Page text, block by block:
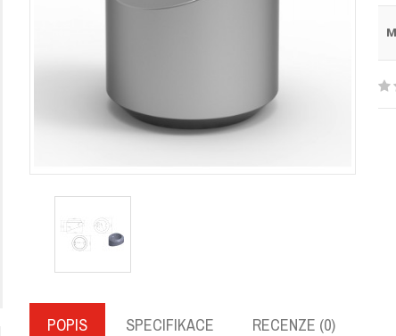
POPIS SPECIFIKACE RECENZE (0)